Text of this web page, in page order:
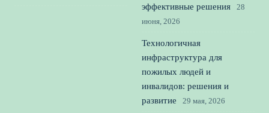
эффективные решения
28
июня, 2026
Технологичная
инфраструктура для
пожилых людей и
инвалидов: решения и
развитие
29 мая, 2026